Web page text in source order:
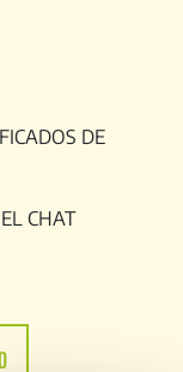
DE
CHAT